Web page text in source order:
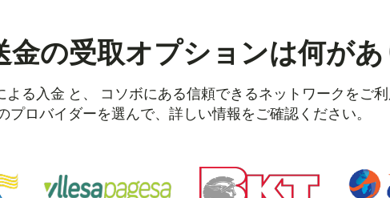
金の受取オプションは何があ
る入金 と、 コソボにある信頼できるネットワークをご
プロバイダーを選んで、詳しい情報をご確認ください。